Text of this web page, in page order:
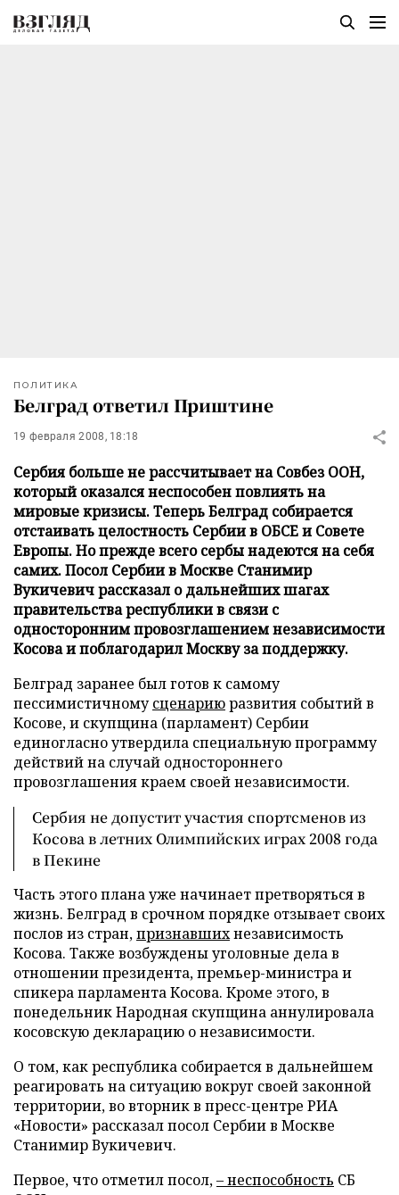
ПОЛИТИКА
Белград ответил Приштине
19 февраля 2008, 18:18
Сербия больше не рассчитывает на Совбез ООН,
который оказался неспособен повлиять на
мировые кризисы. Теперь Белград собирается
отстаивать целостность Сербии в ОБСЕ и Совете
Европы. Но прежде всего сербы надеются на себя
самих. Посол Сербии в Москве Станимир
Вукичевич рассказал о дальнейших шагах
правительства республики в связи с
односторонним провозглашением независимости
Косова и поблагодарил Москву за поддержку.
Белград заранее был готов к самому
пессимистичномусценариюразвития событий в
Косове, и скупщина (парламент) Сербии
единогласно утвердила специальную программу
действий на случай одностороннего
провозглашения краем своей независимости.
Сербия не допустит участия спортсменов из
Косова в летних Олимпийских играх 2008 года
в Пекине
Часть этого плана уже начинает претворяться в
жизнь. Белград в срочном порядке отзывает своих
послов из стран,признавшихнезависимость
Косова. Также возбуждены уголовные дела в
отношении президента, премьер-министра и
спикера парламента Косова. Кроме этого, в
понедельник Народная скупщина аннулировала
косовскую декларацию о независимости.
О том, как республика собирается в дальнейшем
реагировать на ситуацию вокруг своей законной
территории, во вторник в пресс-центре РИА
«Новости» рассказал посол Сербии в Москве
Станимир Вукичевич.
Первое, что отметил посол,– неспособность СБ